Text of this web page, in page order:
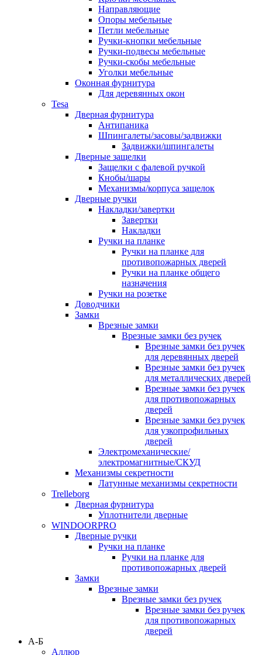
Направляющие
Опоры мебельные
Петли мебельные
Ручки-кнопки мебельные
Ручки-подвесы мебельные
Ручки-скобы мебельные
Уголки мебельные
Оконная фурнитура
Для деревянных окон
Tesa
Дверная фурнитура
Антипаника
Шпингалеты/засовы/задвижки
Задвижки/шпингалеты
Дверные защелки
Защелки с фалевой ручкой
Кнобы/шары
Механизмы/корпуса защелок
Дверные ручки
Накладки/завертки
Завертки
Накладки
Ручки на планке
Ручки на планке для
противопожарных дверей
Ручки на планке общего
назначения
Ручки на розетке
Доводчики
Замки
Врезные замки
Врезные замки без ручек
Врезные замки без ручек
для деревянных дверей
Врезные замки без ручек
для металлических дверей
Врезные замки без ручек
для противопожарных
дверей
Врезные замки без ручек
для узкопрофильных
дверей
Электромеханические/
электромагнитные/СКУД
Механизмы секретности
Латунные механизмы секретности
Trelleborg
Дверная фурнитура
Уплотнители дверные
WINDOORPRO
Дверные ручки
Ручки на планке
Ручки на планке для
противопожарных дверей
Замки
Врезные замки
Врезные замки без ручек
Врезные замки без ручек
для противопожарных
дверей
А-Б
Аллюр